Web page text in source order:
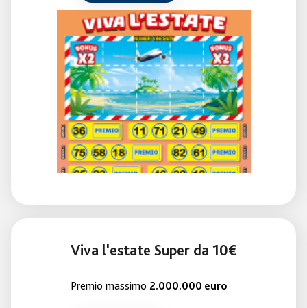
Viva l'estate Super da 10€
Premio massimo 2.000.000 euro